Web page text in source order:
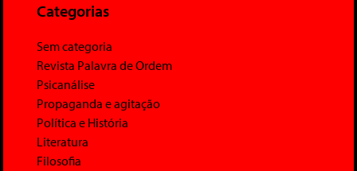
Categorias
Sem categoria
Revista Palavra de Ordem
Psicanálise
Propaganda e agitação
Política e História
Literatura
Filosofia